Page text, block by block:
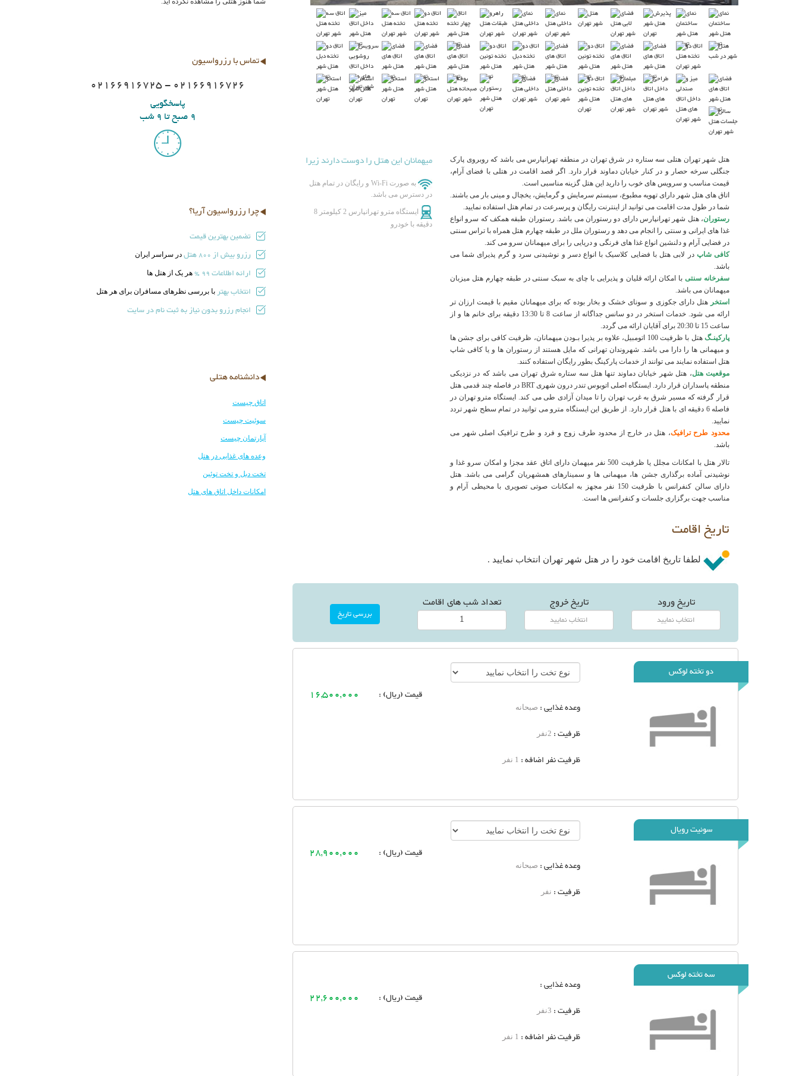
هتل شهر تهران هتلی سه ستاره در شرق تهران در منطقه تهرانپارس می باشد که روبروی پارک
جنگلی سرخه حصار و در کنار خیابان دماوند قرار دارد. اگر قصد اقامت در هتلی با فضای آرام،
قیمت مناسب و سرویس های خوب را دارید این هتل گزینه مناسبی است.
اتاق های هتل شهر دارای تهویه مطبوع، سیستم سرمایش و گرمایش، یخچال و مینی بار می باشند.
شما در طول مدت اقامت می توانید از اینترنت رایگان و پرسرعت در تمام هتل استفاده نمایید.
رستوران، هتل شهر تهرانپارس دارای دو رستوران می باشد. رستوران طبقه همکف که سرو انواع
غذا های ایرانی و سنتی را انجام می دهد و رستوران ملل در طبقه چهارم هتل همراه با تراس سنتی
در فضایی آرام و دلنشین انواع غذا های فرنگی و دریایی را برای میهمانان سرو می کند.
کافی شاپ در لابی هتل با فضایی کلاسیک با انواع دسر و نوشیدنی سرد و گرم پذیرای شما می
باشد.
سفرخانه سنتیبا امکان ارائه قلیان و پذیرایی با چای به سبک سنتی در طبقه چهارم هتل میزبان
میهمانان می باشد.
استخر هتل دارای جکوزی و سونای خشک و بخار بوده که برای میهمانان مقیم با قیمت ارزان تر
ارائه می شود. خدمات استخر در دو سانس جداگانه از ساعت 8 تا 13:30 دقیقه برای خانم ها و از
ساعت 15 تا 20:30 برای آقایان ارائه می گردد.
پارکینـگ
هتل با ظرفیت 100 اتومبیل، علاوه بر پذیرا بـودن میهمانان، ظرفیت کافی برای جشن ها
و میهمانی ها را دارا می باشد. شهروندان تهرانی که مایل هستند از رستوران ها و یا کافی شاپ
هتل استفاده نمایند می توانند از خدمات پارکینگ بطور رایگان استفاده کنند.
موقعیت هتل، هتل شهر خیابان دماوند تنها هتل سه ستاره شرق تهران می باشد که در نزدیکی
منطقه پاسداران قرار دارد. ایستگاه اصلی اتوبوس تندر درون شهری BRT در فاصله چند قدمی هتل
قرار گرفته که مسیر شرق به غرب تهران را تا میدان آزادی طی می کند. ایستگاه مترو تهران در
فاصله 6 دقیقه ای با هتل قرار دارد. از طریق این ایستگاه مترو می توانید در تمام سطح شهر تردد
نمایید.
محدود طرح ترافیک، هتل در خارج از محدود طرف زوج و فرد و طرح ترافیک اصلی شهر می
باشد.
تالار هتل با امکانات مجلل یا ظرفیت 500 نفر میهمان دارای اتاق عقد مجزا و امکان سرو غذا و
نوشیدنی آماده برگذاری جشن ها، میهمانی ها و سمینارهای همشهریان گرامی می باشد. هتل
دارای سالن کنفرانس با ظرفیت 150 نفر مجهز به امکانات صوتی تصویری با محیطی آرام و
مناسب جهت برگزاری جلسات و کنفرانس ها است.
میهمانان این هتل را دوست دارند زیرا
به صورت Wi-Fi و رایگان در تمام هتل
در دسترس می باشد.
ایستگاه مترو تهرانپارس 2 کیلومتر 8
دقیقه با خودرو
تاریخ اقامت
لطفا تاریخ اقامت خود را در هتل شهر تهران انتخاب نمایید .
تاریخ ورود تاریخ خروج تعداد شب های اقامت
دو تخته لوکس
وعده غذایی : صبحانه
ظرفیت : 2نفر
ظرفیت نفر اضافه : 1 نفر
قیمت (ریال) : 16,500,000
سوئیت رویال
وعده غذایی : صبحانه
ظرفیت : نفر
قیمت (ریال) : 28,900,000
سه تخته لوکس
وعده غذایی :
ظرفیت : 3نفر
ظرفیت نفر اضافه : 1 نفر
قیمت (ریال) : 22,600,000
تماس با رزرواسیون
02166916725 - 02166916726
پاسخگویی
9 صبح تا 9 شب
چرا رزرواسیون آریا؟
تضمین بهترین قیمت
رزرو بیش از 800 هتل در سراسر ایران
ارائه اطلاعات 99 % هر یک از هتل ها
انتخاب بهتر با بررسی نظرهای مسافران برای هر هتل
انجام رزرو بدون نیاز به ثبت نام در سایت
دانشنامه هتلی
اتاق چیست
سوئیت چیست
آپارتمان چیست
وعده های غذایی در هتل
تخت دبل و تخت توئین
امکانات داخل اتاق های هتل